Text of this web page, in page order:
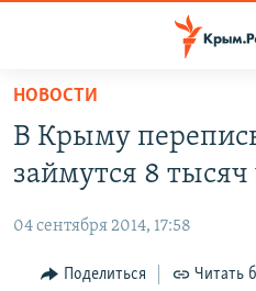
Вернуться
основному
содержанию
навигации
СПЕЦПРОЕКТЫ
КАРТА ВОЕННЫХ ОБЪЕКТОВ
11 ЛЕТ ОККУПАЦИИ КРЫМА. 11
ИСТОРИЯ
ЕЩЕ
НОВОСТИ
В Крыму
займутся 8 тысяч
04 сентября 2014, 17:58
Поделиться Читать